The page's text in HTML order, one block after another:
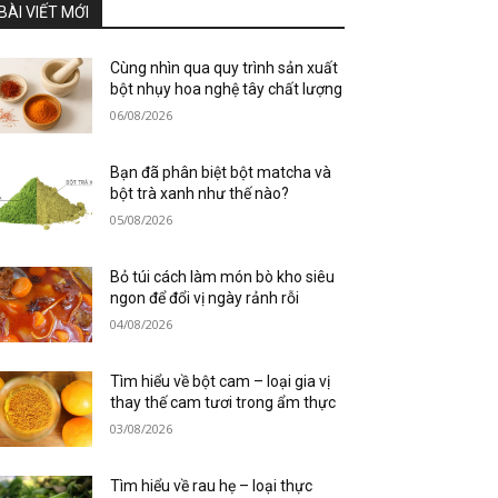
VIẾT MỚI
Cùng nhìn qua quy trình sản xuất
bột nhụy hoa nghệ tây chất lượng
06/08/2026
Bạn đã phân biệt bột matcha và
bột trà xanh như thế nào?
05/08/2026
Bỏ túi cách làm món bò kho siêu
ngon để đổi vị ngày rảnh rỗi
04/08/2026
Tìm hiểu về bột cam – loại gia vị
thay thế cam tươi trong ẩm thực
03/08/2026
Tìm hiểu về rau hẹ – loại thực